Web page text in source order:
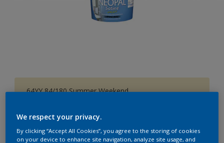
64YY 84/180 Summer Weekend
Συσκευασία
We respect your privacy.
By clicking “Accept All Cookies”, you agree to the storing of cookies
on your device to enhance site navigation, analyze site usage, and